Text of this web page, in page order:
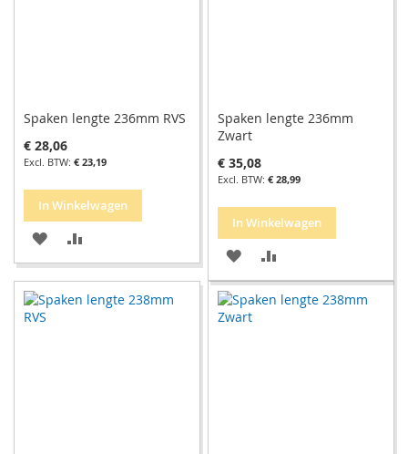
Spaken lengte 236mm RVS
€ 28,06
€ 23,19
In Winkelwagen
VOEG
TOE
AAN
OM
TE
Spaken lengte 236mm
Zwart
€ 35,08
€ 28,99
In Winkelwagen
VOEG
TOE
AAN
OM